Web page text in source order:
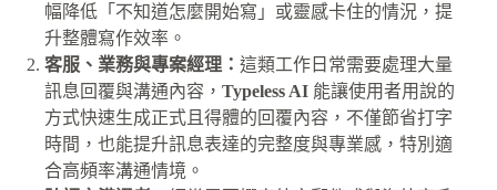
幅降低「不知道怎麼開始寫」或靈感卡住的情況，提
升整體寫作效率。
客服、業務與專案經理： 這類工作日常需要處理大量
訊息回覆與溝通內容， Typeless AI 能讓使用者用說的
方式快速生成正式且得體的回覆內容，不僅節省打字
時間，也能提升訊息表達的完整度與專業感，特別適
合高頻率溝通情境。